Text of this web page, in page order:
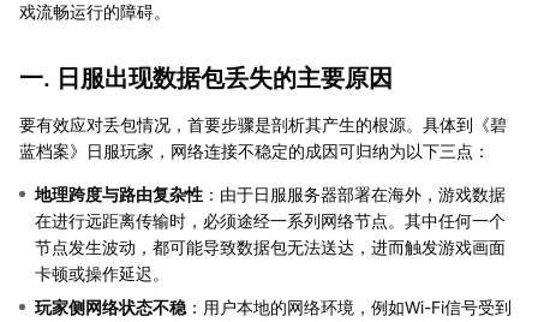
戏流畅运行的障碍。
一. 日服出现数据包丢失的主要原因
要有效应对丢包情况，首要步骤是剖析其产生的根源。具体到《碧
蓝档案》日服玩家，网络连接不稳定的成因可归纳为以下三点：
地理跨度与路由复杂性 ：由于日服服务器部署在海外，游戏数据
在进行远距离传输时，必须途经一系列网络节点。其中任何一个
节点发生波动，都可能导致数据包无法送达，进而触发游戏画面
卡顿或操作延迟。
玩家侧网络状态不稳 ：用户本地的网络环境，例如Wi-Fi信号受到